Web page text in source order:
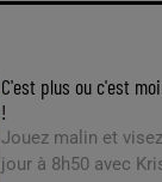
C'est plus ou c'est
!
Jouez malin et
jour à 8h50 avec